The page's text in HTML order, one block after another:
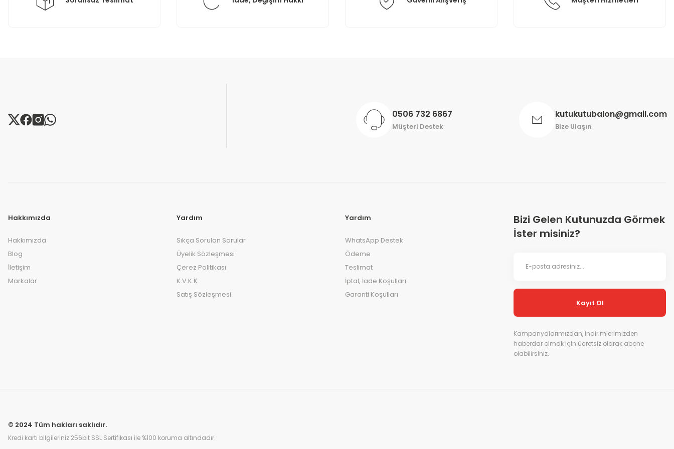
0506 732 6867
Müşteri Destek
kutukutubalon@gmail.com
Bize Ulaşın
Hakkımızda
Hakkımızda
Blog
İletişim
Markalar
Yardım
Sıkça Sorulan Sorular
Üyelik Sözleşmesi
Çerez Politikası
K.V.K.K
Satış Sözleşmesi
Yardım
WhatsApp Destek
Ödeme
Teslimat
İptal, İade Koşulları
Garanti Koşulları
Bizi Gelen Kutunuzda Görmek
İster misiniz?
Kayıt Ol
Kampanyalarımızdan, indirimlerimizden
haberdar olmak için ücretsiz olarak abone
olabilirsiniz.
© 2024 Tüm hakları saklıdır.
Kredi kartı bilgileriniz 256bit SSL Sertifikası ile %100 koruma altındadır.